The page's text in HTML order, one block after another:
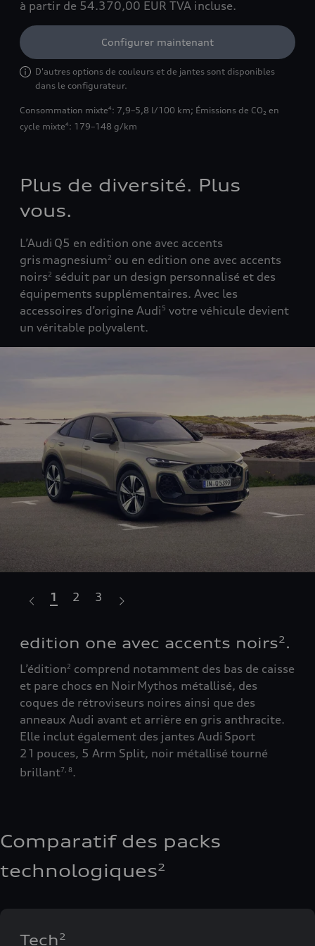
à partir de 54.370,00 EUR TVA incluse.
Configurer maintenant
D'autres options de couleurs et de jantes sont disponibles
dans le configurateur.
Consommation mixte4 : 7,9–5,8 l/100 km; Émissions de CO₂ en
cycle mixte4 : 179–148 g/km
Plus de diversité. Plus
vous.
L’Audi Q5 en edition one avec accents
gris magnesium2 ou en edition one avec accents
noirs2 séduit par un design personnalisé et des
équipements supplémentaires. Avec les
accessoires d’origine Audi 5 votre véhicule devient
un véritable polyvalent.
edition one avec accents noirs2 .
L’édition2 comprend notamment des bas de caisse
et pare chocs en Noir Mythos métallisé, des
coques de rétroviseurs noires ainsi que des
anneaux Audi avant et arrière en gris anthracite.
Elle inclut également des jantes Audi Sport
21 pouces, 5 Arm Split, noir métallisé tourné
brillant7 8.
1 2 3
Comparatif des packs
technologiques2
Tech 2